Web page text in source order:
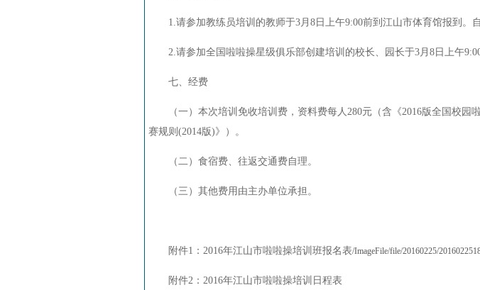
1.请参加教练员培训的教师于3月 8 日上午9:00前到江山市体育馆报到。
2.请参加全国啦啦操星级俱乐部创建培训的校长、园长于3月 8 日上午
七、经费
（一）本次培训免收培训费，资料费每人280元（含《2016版全国校园
赛规则 (2014版)》）。
（二）食宿费、往返交通费自理。
（三）其他费用由主办单位承担。
附件1 ： 2016年江山市啦啦操培训班报名表/ImageFile/file/20160225/
附件2 ： 2016年江山市啦啦操培训日程表